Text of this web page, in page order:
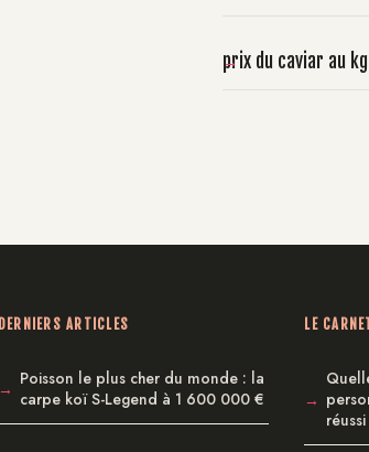
prix du caviar au
DERNIERS ARTICLES
Poisson le plus cher du monde : la
carpe koï S-Legend à 1 600 000 €
LE
réussi